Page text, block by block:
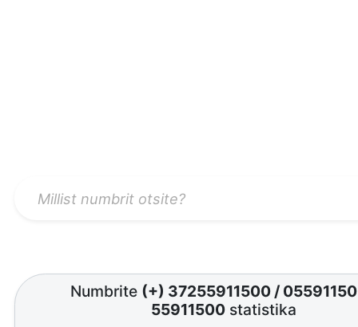
Numbrite (+) 37255911500 /
55911500statistika